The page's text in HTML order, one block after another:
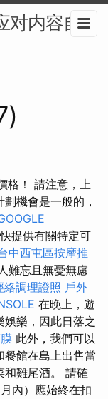
对内容自
格！ 請注意，上
機會是一般的，
提供有關特定可
中西屯區按摩推
難忘且無憂無慮
絡調理證照 戶外
在晚上，遊
樂，因此日落之
此外，我們可以
餐館在島上出售當
和雞尾酒。 請確
內）應始終在扣